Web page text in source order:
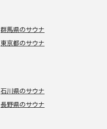
群馬県のサウナ
東京都のサウナ
石川県のサウナ
長野県のサウナ